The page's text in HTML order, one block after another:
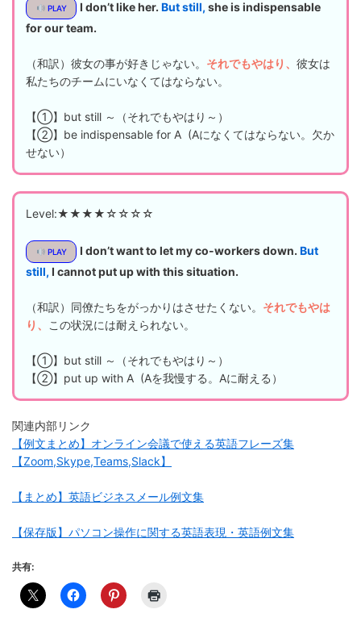
PLAY I don’t like her.But still, she is indispensable
for our team.
（和訳）彼女の事が好きじゃない。 それでもやはり、 彼女は
私たちのチームにいなくてはならない。
【①】but still ～（それでもやはり～）
【②】be indispensable for A (Aになくてはならない。欠か
せない）
Level:★★★★☆☆☆☆
PLAY I don’t want to let my co-workers down.But
still, I cannot put up with this situation.
（和訳）同僚たちをがっかりはさせたくない。 それでもやは
り、
この状況には耐えられない。
【①】but still ～（それでもやはり～）
【②】put up with A (Aを我慢する。Aに耐える）
関連内部リンク
【例文まとめ】オンライン会議で使える英語フレーズ集
【Zoom,Skype,Teams,Slack】
【まとめ】英語ビジネスメール例文集
【保存版】パソコン操作に関する英語表現・英語例文集
共有: